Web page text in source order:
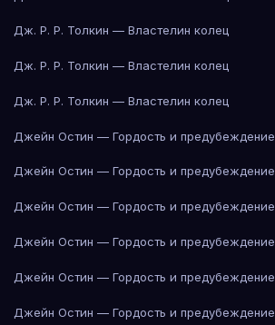
Дж. Р. Р. Толкин — Властелин колец
Дж. Р. Р. Толкин — Властелин колец
Дж. Р. Р. Толкин — Властелин колец
Джейн Остин — Гордость и предубеждение
Джейн Остин — Гордость и предубеждение
Джейн Остин — Гордость и предубеждение
Джейн Остин — Гордость и предубеждение
Джейн Остин — Гордость и предубеждение
Джейн Остин — Гордость и предубеждение